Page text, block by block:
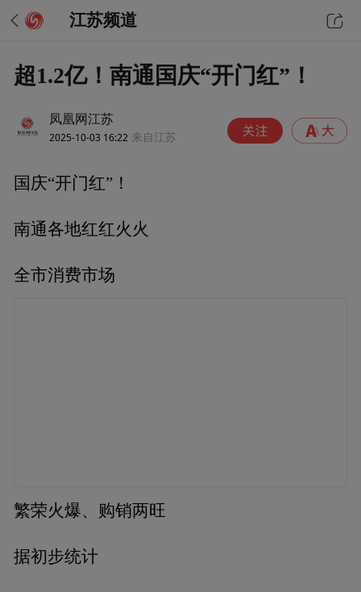
江苏频道
超1.2亿！南通国庆“开门红”！
凤凰网江苏
2025-10-03 16:22 来自江苏
国庆“开门红”！
南通各地红红火火
全市消费市场
繁荣火爆、购销两旺
据初步统计